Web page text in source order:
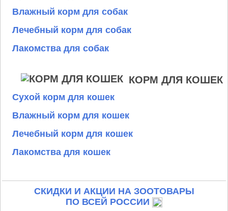
Влажный корм для собак
Лечебный корм для собак
Лакомства для собак
КОРМ ДЛЯ КОШЕК
Сухой корм для кошек
Влажный корм для кошек
Лечебный корм для кошек
Лакомства для кошек
СКИДКИ И АКЦИИ НА ЗООТОВАРЫ
ПО ВСЕЙ РОССИИ